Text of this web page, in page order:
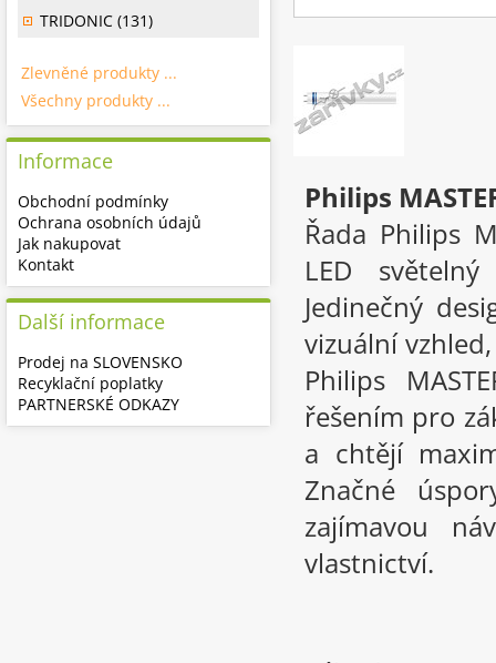
Philips
Řada Philips
LED
Jedinečný
vizuální
Philips
řešením pro
a chtějí
Značné
zajímavou
vlastnictví.
TRIDONIC (131)
Zlevněné produkty ...
Všechny produkty ...
Informace
Obchodní podmínky
Ochrana osobních údajů
Jak nakupovat
Kontakt
Další informace
Prodej na SLOVENSKO
Recyklační poplatky
PARTNERSKÉ ODKAZY